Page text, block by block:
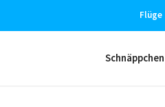
Flüge
Schnäppchen